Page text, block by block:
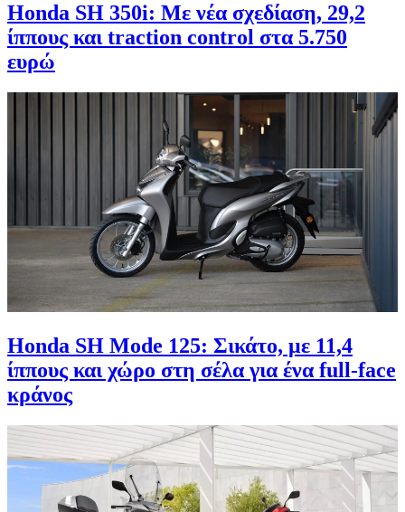
Honda SH 350i: Με νέα σχεδίαση, 29,2
ίππους και traction control στα 5.750
ευρώ
Honda SH Mode 125: Σικάτο, με 11,4
ίππους και χώρο στη σέλα για ένα full-face
κράνος